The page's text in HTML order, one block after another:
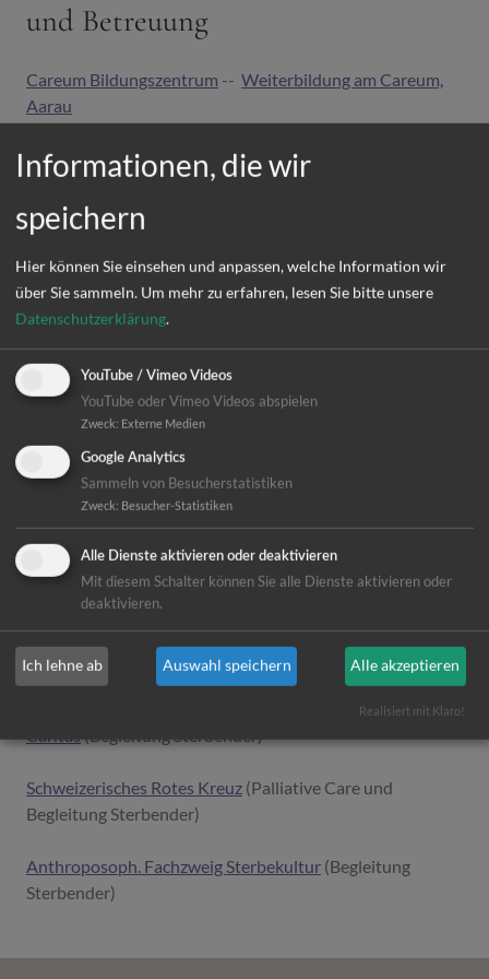
und Betreuung
Careum Bildungszentrum -- Weiterbildung am Careum,
Aarau
Kaleidos Fachhochschule -Fachbereich Gesundheit
Palliative Care
OST - Fachhochschule Ostschweiz
ZAG, Kanton Zürich
Für Berufsleute und interessierte
Laien
Soleo Akademie für Pflegeberufe Schweiz
(Anthroposophische Pflege)
Artiset.ch(ehem.Curaviva.ch)
Palliative Care und Organisationsethik
Caritas(Begleitung Sterbender)
Schweizerisches Rotes Kreuz (Palliative Care und
Begleitung Sterbender)
Anthroposoph. Fachzweig Sterbekultur (Begleitung
Sterbender)
Informationen, die wir
speichern
Hier können Sie einsehen und anpassen, welche Information wir
über Sie sammeln. Um mehr zu erfahren, lesen Sie bitte unsere
Datenschutzerklärung.
YouTube / Vimeo Videos
YouTube oder Vimeo Videos abspielen
Zweck: Externe Medien
Google Analytics
Sammeln von Besucherstatistiken
Zweck: Besucher-Statistiken
Alle Dienste aktivieren oder deaktivieren
Mit diesem Schalter können Sie alle Dienste aktivieren oder
deaktivieren.
Ich lehne ab Auswahl speichern Alle akzeptieren
Realisiert mit Klaro!